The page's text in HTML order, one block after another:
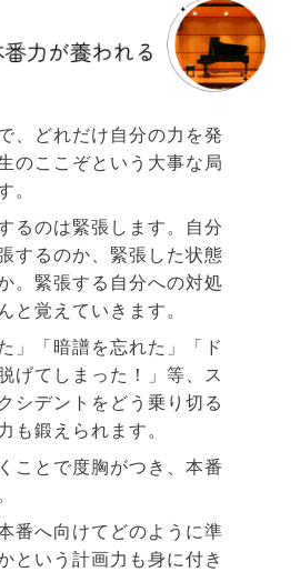
、どれだけ自分の力を発
のここぞという大事な局
。
るのは緊張します。自分
するのか、緊張した状態
。緊張する自分への対処
と覚えていきます。
」「暗譜を忘れた」「ド
げてしまった！」等、ス
シデントをどう乗り切る
も鍛えられます。
ことで度胸がつき、本番
番へ向けてどのように準
という計画力も身に付き